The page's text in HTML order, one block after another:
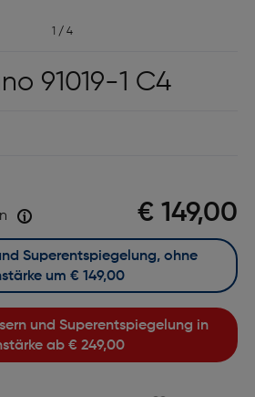
1 / 4
91019-1 C4
€ 149,00
ab € 249,00
um € 149,00